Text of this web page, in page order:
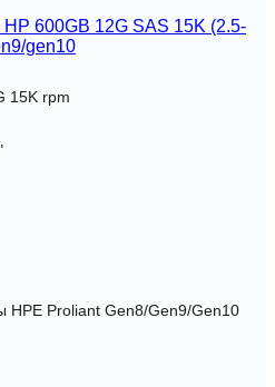
600GB 12G SAS 15K (2.5-
gen10
15K rpm
HPE Proliant Gen8/Gen9/Gen10